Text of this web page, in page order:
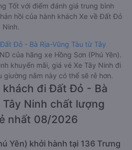
Tốt với điểm đánh giá trung bình
hồi của hành khách Xe về Đất Đỏ
Ninh.
Đỏ - Bà Rịa-Vũng Tàu từ Tây
của hãng xe Hồng Sơn (Phú Yên).
khuyến mãi, giá vé Xe Tây Ninh đi
giường nằm này có thể sẽ rẻ hơn.
khách đi Đất Đỏ - Bà
Tây Ninh chất lượng
nhất 08/2026
Yên) khởi hành tại 136 Trưng